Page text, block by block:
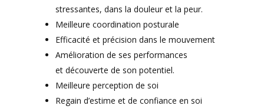
stressantes, dans la douleur et la peur.
Meilleure coordination posturale
Efficacité et précision dans le mouvement
Amélioration de ses performances
et découverte de son potentiel.
Meilleure perception de soi
Regain d’estime et de confiance en soi